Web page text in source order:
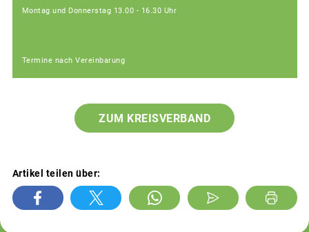
Montag und Donnerstag 13.00 - 16.30 Uhr
Termine nach Vereinbarung
ZUM KREISVERBAND
Artikel teilen über: